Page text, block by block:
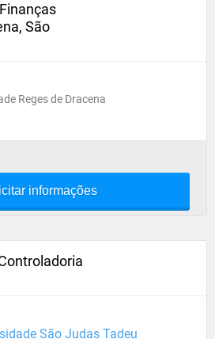
São
Reges de Dracena
informações
São Judas Tadeu